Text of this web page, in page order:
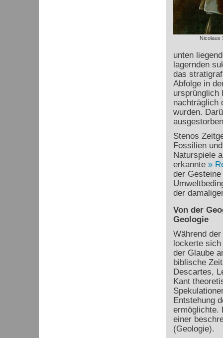
Nicolaus
unten
lagernden
das
Abfolge in
ursprünglich
nachträglich
wurden.
Stenos
Fossilien
Naturspiele
erkannte
der
der
Von der
Geologie
Während
lockerte
der Glaube
biblische
Descartes,
Kant
Entstehung
ermöglichte.
einer
(Geologie).